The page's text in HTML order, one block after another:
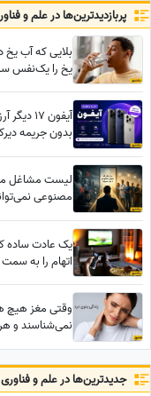
پربازدید‌ترین‌ها در علم و
بلایی که آب
یخ را یک‌نفس
آیفون
بدون جریمه
مصنوعی
یک عادت ساده
اتهام را به سمت
وقتی مغز هیچ
نمی‌شناسند و
جدید‌ترین‌ها در علم و فناوری